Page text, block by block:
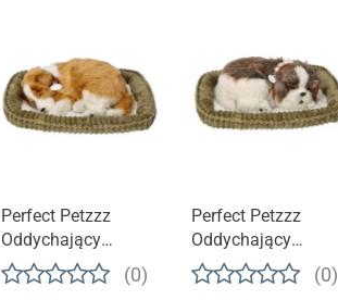
Perfect Petzzz
Oddychający
szczeniaczek |
Owczarek szkocki
(0)
Perfect Petzzz
Oddychający
szczeniaczek | Shih
Tzu
(0)